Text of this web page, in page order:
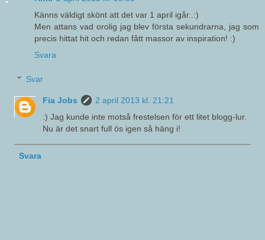
Känns väldigt skönt att det var 1 april igår..:)
Men attans vad orolig jag blev första sekundrarna, jag som
precis hittat hit och redan fått massor av inspiration! :)
Svara
Svar
Fia Jobs
2 april 2013 kl. 21:21
:) Jag kunde inte motså frestelsen för ett litet blogg-lur.
Nu är det snart full ös igen så häng i!
Svara